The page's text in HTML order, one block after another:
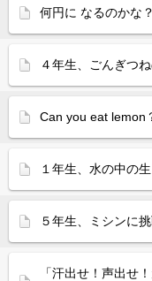
何円に なるのかな？
４年生、ごんぎつ
Can you eat
１年生、水の中の
５年生、ミシンに挑
「汗出せ！声出せ